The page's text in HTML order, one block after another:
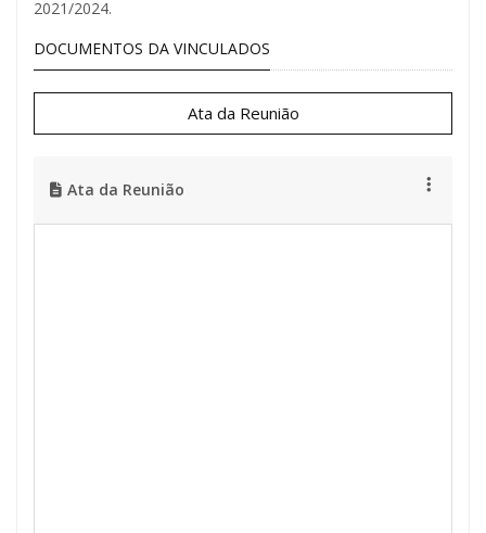
2021/2024.
DOCUMENTOS DA VINCULADOS
Ata da Reunião
Ata da Reunião